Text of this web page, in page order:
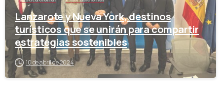
Lanzarote y Nueva York, destinos
turísticos que se unirán para compartir
estrategias sostenibles
10 de abril de 2024